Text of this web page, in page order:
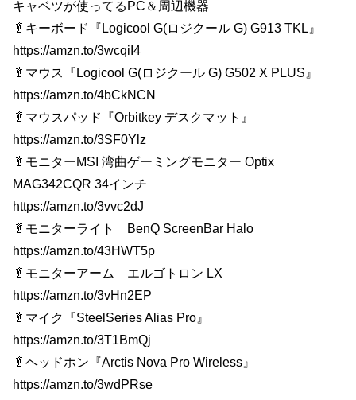
キャベツが使ってるPC＆周辺機器
🥬キーボード『Logicool G(ロジクール G) G913 TKL』
https://amzn.to/3wcqiI4
🥬マウス『Logicool G(ロジクール G) G502 X PLUS』
https://amzn.to/4bCkNCN
🥬マウスパッド『Orbitkey デスクマット』
https://amzn.to/3SF0Ylz
🥬モニターMSI 湾曲ゲーミングモニター Optix
MAG342CQR 34インチ
https://amzn.to/3vvc2dJ
🥬モニターライト BenQ ScreenBar Halo
https://amzn.to/43HWT5p
🥬モニターアーム エルゴトロン LX
https://amzn.to/3vHn2EP
🥬マイク『SteelSeries Alias Pro』
https://amzn.to/3T1BmQj
🥬ヘッドホン『Arctis Nova Pro Wireless』
https://amzn.to/3wdPRse